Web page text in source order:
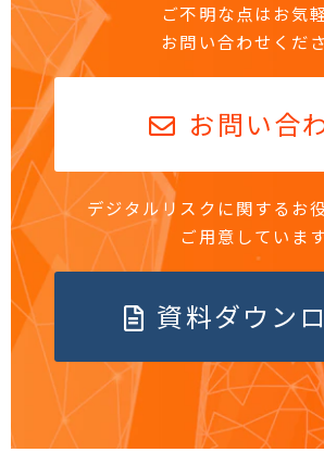
ご不明な点はお気
お問い合わせくだ
お問い合
デジタルリスクに関するお
ご用意していま
資料ダウン